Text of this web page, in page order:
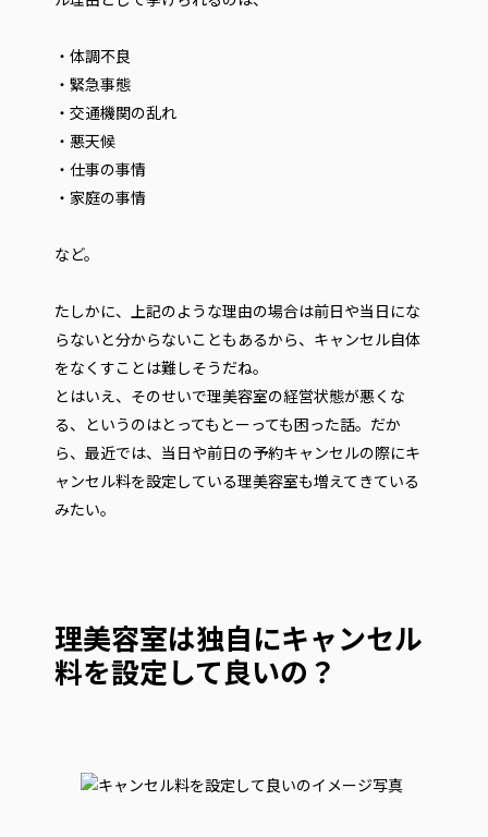
・体調不良
・緊急事態
・交通機関の乱れ
・悪天候
・仕事の事情
・家庭の事情
など。
たしかに、上記のような理由の場合は前日や当日にな
らないと分からないこともあるから、キャンセル自体
をなくすことは難しそうだね。
とはいえ、そのせいで理美容室の経営状態が悪くな
る、というのはとってもとーっても困った話。だか
ら、最近では、当日や前日の予約キャンセルの際にキ
ャンセル料を設定している理美容室も増えてきている
みたい。
理美容室は独自にキャンセル
料を設定して良いの？